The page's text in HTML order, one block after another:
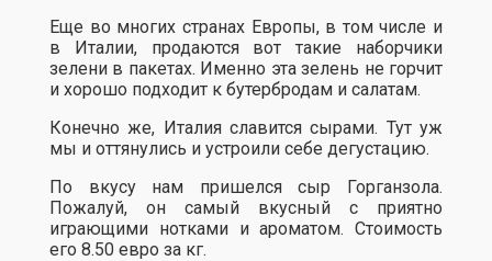
Еще во многих странах Европы, в том числе и
в Италии, продаются вот такие наборчики
зелени в пакетах. Именно эта зелень не горчит
и хорошо подходит к бутербродам и салатам.
Конечно же, Италия славится сырами. Тут уж
мы и оттянулись и устроили себе дегустацию.
По вкусу нам пришелся сыр Горганзола.
Пожалуй, он самый вкусный с приятно
играющими нотками и ароматом. Стоимость
его 8.50 евро за кг.